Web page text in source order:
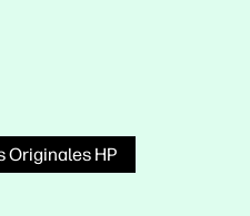
Originales HP